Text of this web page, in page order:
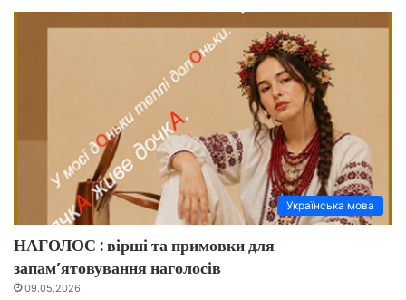
Українська мова
НАГОЛОС : вірші та примовки для
запам’ятовування наголосів
09.05.2026